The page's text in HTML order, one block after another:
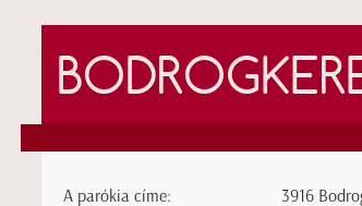
A parókia címe:
3916